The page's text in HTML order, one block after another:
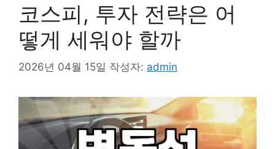
코스피, 투자 전략은 어
떻게 세워야 할까
2026년 04월 15일 작성자: admin